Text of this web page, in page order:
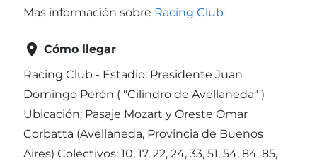
Mas información sobre Racing Club
 Cómo llegar
Racing Club - Estadio: Presidente Juan
Domingo Perón ( "Cilindro de Avellaneda" )
Ubicación: Pasaje Mozart y Oreste Omar
Corbatta (Avellaneda, Provincia de Buenos
Aires) Colectivos: 10, 17, 22, 24, 33, 51, 54, 84, 85,